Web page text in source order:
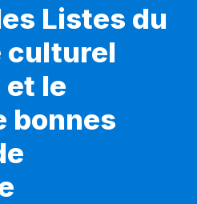
Listes du
culturel
le
bonnes